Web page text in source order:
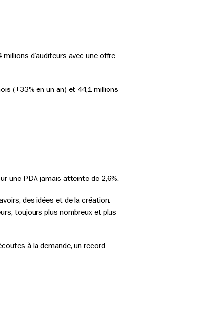
d’auditeurs avec une offre
(+33% en un an) et 44,1 millions
une PDA jamais atteinte de 2,6%.
des idées et de la création.
toujours plus nombreux et plus
à la demande, un record